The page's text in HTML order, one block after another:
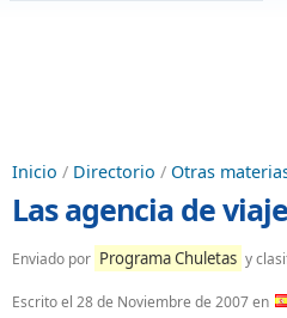
Inicio / Directorio / Otras
Las agencia de
Enviado por Programa Chuletas y
Escrito el 28 de Noviembre de 2007en